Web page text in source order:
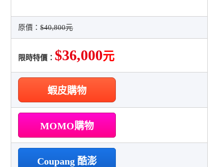
原價：$40,800元
限時特價： $36,000元
蝦皮購物
MOMO購物
Coupang 酷澎